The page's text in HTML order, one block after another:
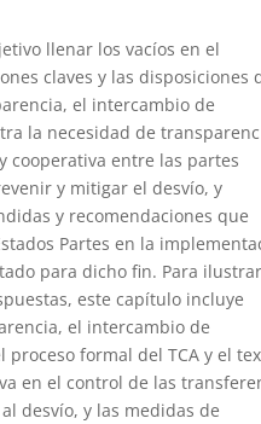
llenar los vacíos en el
claves y las disposiciones
el intercambio de
la necesidad de
cooperativa entre las partes
y mitigar el desvío, y
y recomendaciones que
Partes en la
para dicho fin. Para ilustrar
este capítulo incluye
el intercambio de
formal del TCA y el
en el control de las
desvío, y las medidas de